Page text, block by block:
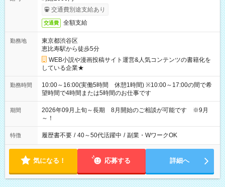
交通費別途支給あり
交通費 全額支給
勤務地
東京都渋谷区
恵比寿駅から徒歩5分
WEB小説や漫画投稿サイト運営&人気コンテンツの書籍化を
している企業★
勤務時間
10:00～16:00(実働5時間 休憩1時間) ※10:00～17:00の間で希
望時間で4時間または5時間のお仕事です
期間
2026年09月上旬～長期 8月開始のご相談が可能です ※9月
～！
特徴 履歴書不要 / 40～50代活躍中 / 副業・WワークOK
気になる！ 応募する 詳細へ